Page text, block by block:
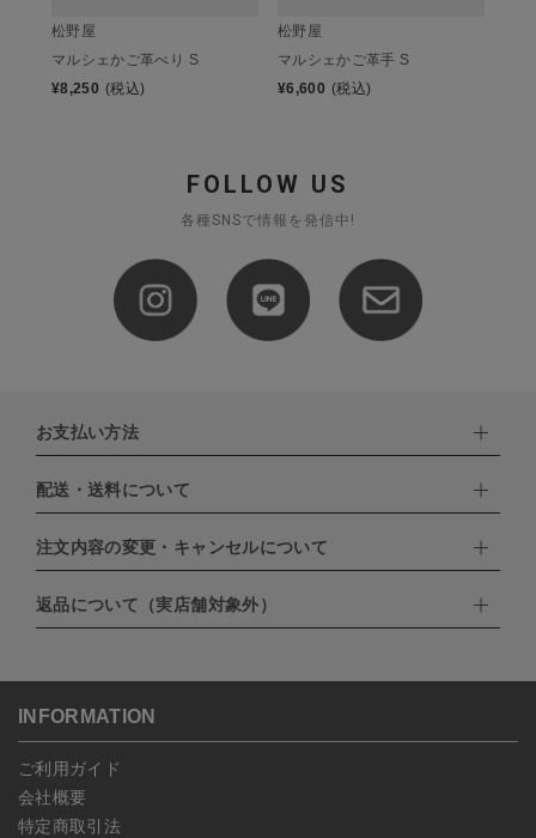
松野屋
マルシェかご革べり S
¥8,250 (税込)
松野屋
マルシェかご革手 S
¥6,600 (税込)
FOLLOW US
各種SNSで情報を発信中!
お支払い方法
下記お支払い方法よりお選びいただけます。
・クレジットカード（VISA,mastercard,JCB,AMERICAN
EXPRESS,Diners Club）
・PayPay
・NP後払い
配送・送料について
配達業者：日本郵便
北海道：1,400円
沖縄：1,400円
注文内容の変更・キャンセルについて
ご注文日当日から翌日のAM9:00までにご連絡頂いた場合はキャン
セルは可能です。
ンセルしていただいた後、ご希望の商品のみ再度ご注文お願いしま
予約商品など一部キャンセルが出来ない場合がございます。あらか
じめご了承ください。
返品について（実店舗対象外）
こちらよりご依頼ください。
INFORMATION
ご利用ガイド
会社概要
特定商取引法